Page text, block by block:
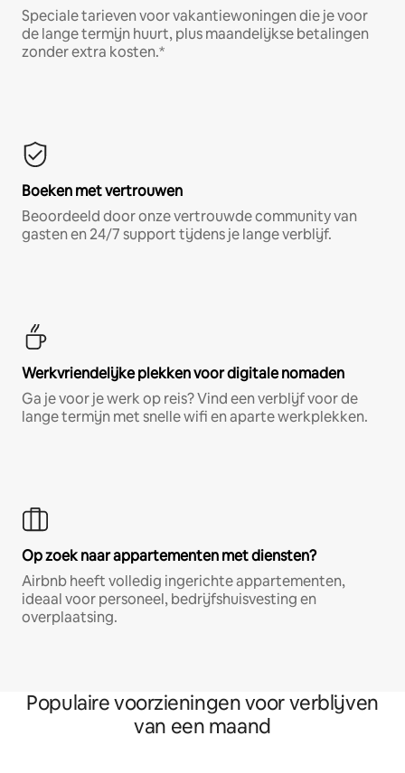
Speciale tarieven voor vakantiewoningen die je voor
de lange termijn huurt, plus maandelijkse betalingen
zonder extra kosten.*
Boeken met vertrouwen
Beoordeeld door onze vertrouwde community van
gasten en 24/7 support tijdens je lange verblijf.
Werkvriendelijke plekken voor digitale nomaden
Ga je voor je werk op reis? Vind een verblijf voor de
lange termijn met snelle wifi en aparte werkplekken.
Op zoek naar appartementen met diensten?
Airbnb heeft volledig ingerichte appartementen,
ideaal voor personeel, bedrijfshuisvesting en
overplaatsing.
Populaire voorzieningen voor verblijven
van een maand